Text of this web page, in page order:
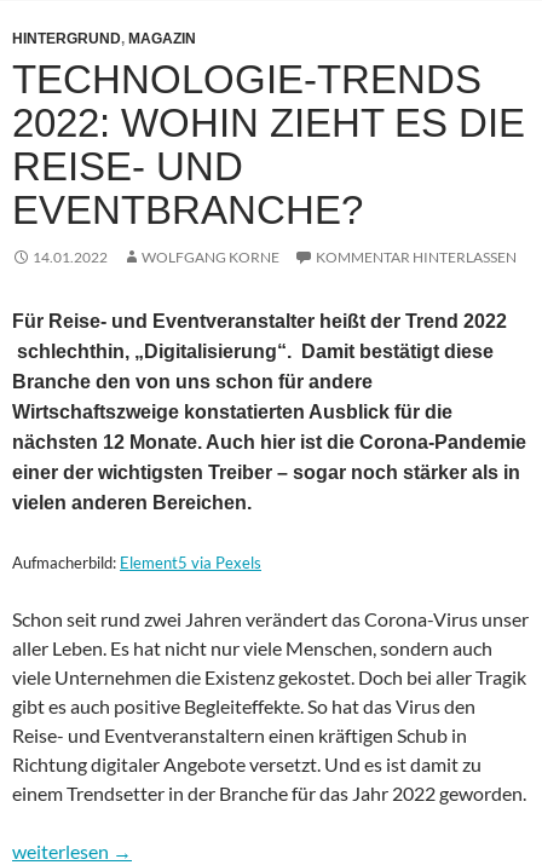
HINTERGRUND, MAGAZIN
TECHNOLOGIE-TRENDS
2022: WOHIN ZIEHT ES DIE
REISE- UND
EVENTBRANCHE?
14.01.2022 WOLFGANG KORNE KOMMENTAR HINTERLASSEN
Für Reise- und Eventveranstalter heißt der Trend 2022
schlechthin, „Digitalisierung“. Damit bestätigt diese
Branche den von uns schon für andere
Wirtschaftszweige konstatierten Ausblick für die
nächsten 12 Monate. Auch hier ist die Corona-Pandemie
einer der wichtigsten Treiber – sogar noch stärker als in
vielen anderen Bereichen.
Aufmacherbild: Element5 via Pexels
Schon seit rund zwei Jahren verändert das Corona-Virus unser
aller Leben. Es hat nicht nur viele Menschen, sondern auch
viele Unternehmen die Existenz gekostet. Doch bei aller Tragik
gibt es auch positive Begleiteffekte. So hat das Virus den
Reise- und Eventveranstaltern einen kräftigen Schub in
Richtung digitaler Angebote versetzt. Und es ist damit zu
einem Trendsetter in der Branche für das Jahr 2022 geworden.
Technologie-Trends 2022: Wohin zieht es die Reise- und
weiterlesen →